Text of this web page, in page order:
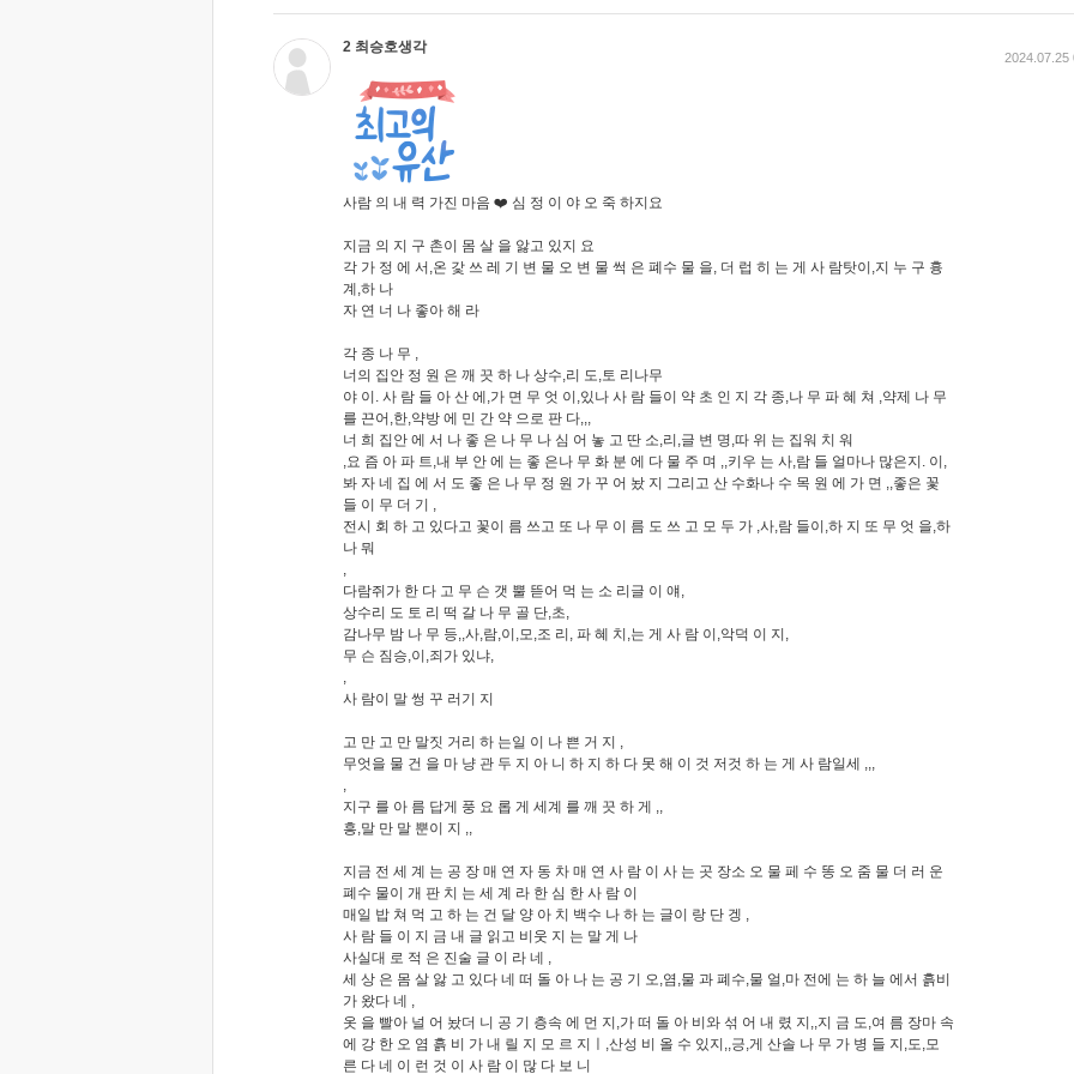
2 최승호생각
사람 의 내 력 가진 마음 ❤️ 심 정 이 야 오 죽 하지요
지금 의 지 구 촌이 몸 살 을 앓고 있지 요
각 가 정 에 서,온 갗 쓰 레 기 변 물 오 변 물 썩 은 폐수 물 을, 더 럽 히 는 게 사 람탓이,지 누 구 흉
계,하 나
자 연 너 나 좋아 해 라
각 종 나 무 ,
너의 집안 정 원 은 깨 끗 하 나 상수,리 도,토 리나무
야 이. 사 람 들 아 산 에,가 면 무 엇 이,있나 사 람 들이 약 초 인 지 각 종,나 무 파 혜 쳐 ,약제 나 무
를 끈어,한,약방 에 민 간 약 으로 판 다,,,
너 희 집안 에 서 나 좋 은 나 무 나 심 어 놓 고 딴 소,리,글 변 명,따 위 는 집워 치 워
,요 즘 아 파 트,내 부 안 에 는 좋 은나 무 화 분 에 다 물 주 며 ,,키우 는 사,람 들 얼마나 많은지. 이,
봐 자 네 집 에 서 도 좋 은 나 무 정 원 가 꾸 어 놨 지 그리고 산 수화나 수 목 원 에 가 면 ,,좋은 꽃
들 이 무 더 기 ,
전시 회 하 고 있다고 꽃이 름 쓰고 또 나 무 이 름 도 쓰 고 모 두 가 ,사,람 들이,하 지 또 무 엇 을,하
나 뭐
,
다람쥐가 한 다 고 무 슨 갯 뿔 뜯어 먹 는 소 리글 이 얘,
상수리 도 토 리 떡 갈 나 무 골 단,초,
감나무 밤 나 무 등,,사,람,이,모,조 리, 파 혜 치,는 게 사 람 이,악덕 이 지,
무 슨 짐승,이,죄가 있냐,
,
사 람이 말 썽 꾸 러기 지
고 만 고 만 말짓 거리 하 는일 이 나 쁜 거 지 ,
무엇을 물 건 을 마 냥 관 두 지 아 니 하 지 하 다 못 해 이 것 저것 하 는 게 사 람일세 ,,,
,
지구 를 아 름 답게 풍 요 롭 게 세계 를 깨 끗 하 게 ,,
흥,말 만 말 뿐이 지 ,,
지금 전 세 계 는 공 장 매 연 자 동 차 매 연 사 람 이 사 는 곳 장소 오 물 페 수 똥 오 줌 물 더 러 운
폐수 물이 개 판 치 는 세 계 라 한 심 한 사 람 이
매일 밥 쳐 먹 고 하 는 건 달 양 아 치 백수 나 하 는 글이 랑 단 겡 ,
사 람 들 이 지 금 내 글 읽고 비웃 지 는 말 게 나
사실대 로 적 은 진술 글 이 라 네 ,
세 상 은 몸 살 앓 고 있다 네 떠 돌 아 나 는 공 기 오,염,물 과 폐수,물 얼,마 전에 는 하 늘 에서 흙비
가 왔다 네 ,
옷 을 빨아 널 어 놨더 니 공 기 층속 에 먼 지,가 떠 돌 아 비와 섞 어 내 렸 지,,지 금 도,여 름 장마 속
에 강 한 오 염 흙 비 가 내 릴 지 모 르 지ㅣ,산성 비 올 수 있지,,긍,게 산솔 나 무 가 병 들 지,도,모
른 다 네 이 런 것 이 사 람 이 많 다 보 니
2024.07.25